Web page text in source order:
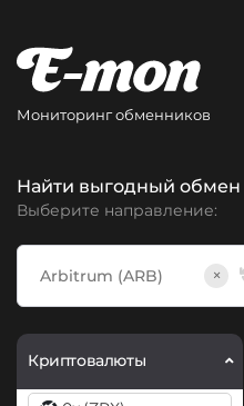
Мониторинг обменников
Найти выгодный обмен
Выберите направление:
×
Криптовалюты